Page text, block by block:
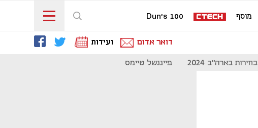
מוסף Dun's 100
דואר אדום ועידות
בחירות בארה"ב 2024 פייננשל טיימס